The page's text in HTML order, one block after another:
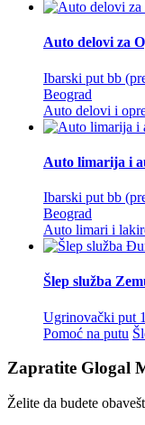
Auto delovi za
Ibarski put bb
Beograd
Auto delovi i
Auto limarija i
Ibarski put bb
Beograd
Auto limari i
Šlep služba
Ugrinovački put
Pomoć na putu
Zapratite Glogal
Želite da budete